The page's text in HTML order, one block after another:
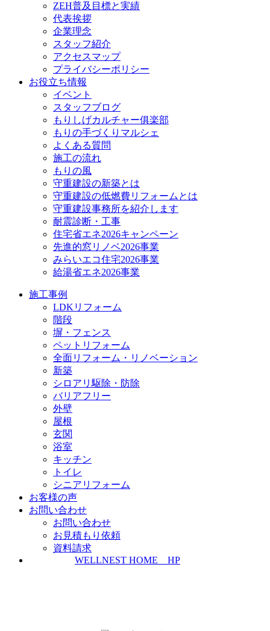
ZEH普及目標と実績
代表挨拶
企業理念
スタッフ紹介
アクセスマップ
プライバシーポリシー
お役立ち情報
イベント
スタッフブログ
もりしげカルチャー俱楽部
もりの手づくりマルシェ
よくある質問
施工の流れ
もりの風
守重建設の新築とは
守重建設の低燃費リフォームとは
守重建設事務所を紹介します
耐震診断・工事
住宅省エネ2026キャンペーン
先進的窓リノベ2026事業
みらいエコ住宅2026事業
給湯省エネ2026事業
施工事例
LDKリフォーム
階段
塀・フェンス
ペットリフォーム
全面リフォーム・リノベーション
新築
シロアリ駆除・防除
バリアフリー
外壁
屋根
玄関
浴室
キッチン
トイレ
シニアリフォーム
お客様の声
お問い合わせ
お問い合わせ
お見積もり依頼
資料請求
WELLNEST HOME HP